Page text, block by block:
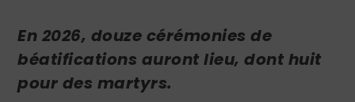
En 2026, douze cérémonies de
béatifications auront lieu, dont huit
pour des martyrs.